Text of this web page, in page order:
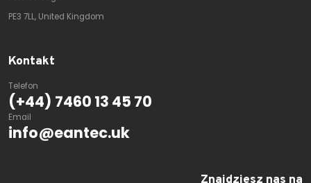
PE3 7LL, United Kingdom
Kontakt
Telefon
(+44) 7460 13 45 70
Email
info@eantec.uk